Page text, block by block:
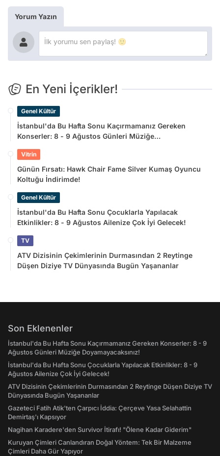
Yorum Yazın
En Yeni İçerikler!
Genel Kültür
İstanbul'da Bu Hafta Sonu Kaçırmamanız Gereken
Konserler: 8 - 9 Ağustos Günleri Müziğe
Vitrin
Günün Fırsatı: Hawk Chair Fame Silver Kumaş Oyuncu
Koltuğu İndirimde!
Genel Kültür
İstanbul'da Bu Hafta Sonu Çocuklarla Yapılacak
Etkinlikler: 8 - 9 Ağustos Ailenize Çok İyi Gelecek!
TV
ATV Dizisinin Çekimlerinin Durmasından 2 Reytinge
Düşen Diziye TV Dünyasında Bugün Yaşananlar
Son Eklenenler
İstanbul'da Bu Hafta Sonu Kaçırmamanız Gereken Konserler: 8 - 9
Ağustos Günleri Müziğe Doyamayacaksınız!
İstanbul'da Bu Hafta Sonu Çocuklarla Yapılacak Etkinlikler: 8 - 9
Ağustos Ailenize Çok İyi Gelecek!
ATV Dizisinin Çekimlerinin Durmasından 2 Reytinge Düşen Diziye TV
Dünyasında Bugün Yaşananlar
Gazeteci Fatih Atik'ten Çarpıcı İddia: Çerçeve Yasa Selahattin
Demirtaş'ı Kapsıyor
Nagihan Karadere'den Survivor İtirafı! "Ölene Kadar Giderim"
Kuruyan Çimleri Canlandıran Doğal Yöntem: Tek Bir Malzeme
Çimleri Daha Gür Yapıyor